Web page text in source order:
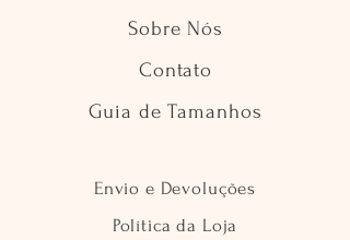
Sobre Nós
Contato
Guia de Tamanhos
Envio e Devoluções
Política da Loja